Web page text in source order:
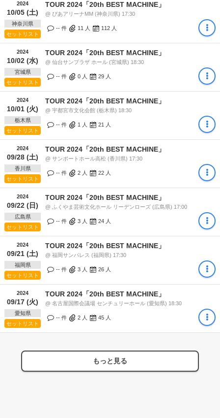
2024
10/05 (土)
神奈川県
セットリスト
TOUR 2024「20th BEST MACHINE」
@ ぴあアリーナMM (神奈川県) 17:30
-- 件 11 人 112 人
2024
10/02 (水)
宮城県
セットリスト
TOUR 2024「20th BEST MACHINE」
@ 仙台サンプラザ ホール (宮城県) 18:30
-- 件 0 人 29 人
2024
10/01 (火)
栃木県
セットリスト
TOUR 2024「20th BEST MACHINE」
@ 宇都宮市文化会館 (栃木県) 18:30
-- 件 1 人 21 人
2024
09/28 (土)
香川県
セットリスト
TOUR 2024「20th BEST MACHINE」
@ サンポートホール高松 (香川県) 17:30
-- 件 2 人 22 人
2024
09/22 (日)
広島県
セットリスト
TOUR 2024「20th BEST MACHINE」
@ ふくやま芸術文化ホール リーデンローズ (広島県) 17:00
-- 件 3 人 24 人
2024
09/21 (土)
福岡県
セットリスト
TOUR 2024「20th BEST MACHINE」
@ 福岡サンパレス (福岡県) 17:30
-- 件 3 人 26 人
2024
09/17 (火)
愛知県
セットリスト
TOUR 2024「20th BEST MACHINE」
@ 名古屋国際会議場 センチュリーホール (愛知県) 18:30
-- 件 2 人 45 人
もっと見る